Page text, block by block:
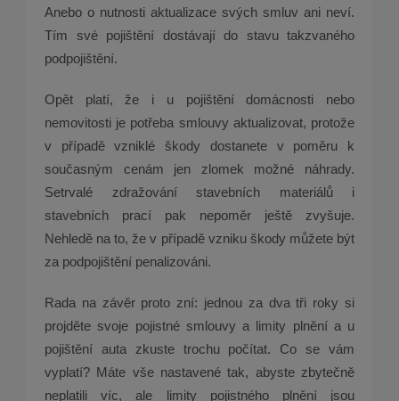
Anebo o nutnosti aktualizace svých smluv ani neví.
Tím své pojištění dostávají do stavu takzvaného
podpojištění.
Opět platí, že i u pojištění domácnosti nebo
nemovitosti je potřeba smlouvy aktualizovat, protože
v případě vzniklé škody dostanete v poměru k
současným cenám jen zlomek možné náhrady.
Setrvalé zdražování stavebních materiálů i
stavebních prací pak nepoměr ještě zvyšuje.
Nehledě na to, že v případě vzniku škody můžete být
za podpojištění penalizováni.
Rada na závěr proto zní: jednou za dva tři roky si
projděte svoje pojistné smlouvy a limity plnění a u
pojištění auta zkuste trochu počítat. Co se vám
vyplatí? Máte vše nastavené tak, abyste zbytečně
neplatili víc, ale limity pojistného plnění jsou